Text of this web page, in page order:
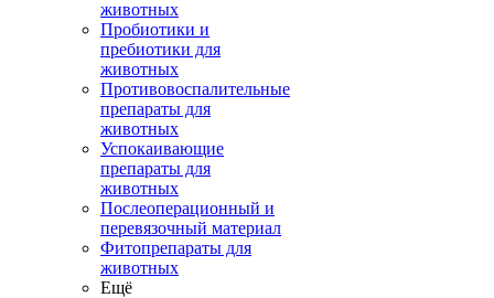
животных
Пробиотики и
пребиотики для
животных
Противовоспалительные
препараты для
животных
Успокаивающие
препараты для
животных
Послеоперационный и
перевязочный материал
Фитопрепараты для
животных
Ещё